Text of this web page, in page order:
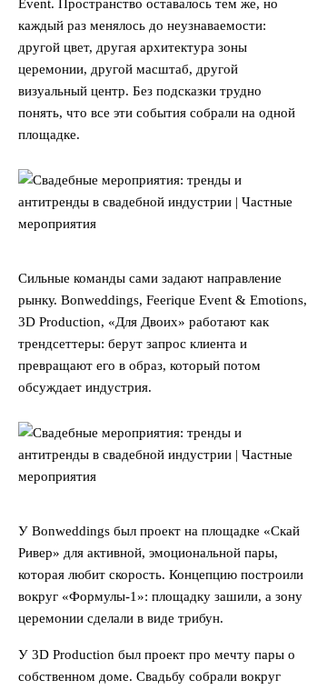
Event. Пространство оставалось тем же, но
каждый раз менялось до неузнаваемости:
другой цвет, другая архитектура зоны
церемонии, другой масштаб, другой
визуальный центр. Без подсказки трудно
понять, что все эти события собрали на одной
площадке.
Сильные команды сами задают направление
рынку. Bonweddings, Feerique Event & Emotions,
3D Production, «Для Двоих» работают как
трендсеттеры: берут запрос клиента и
превращают его в образ, который потом
обсуждает индустрия.
У Bonweddings был проект на площадке «Скай
Ривер» для активной, эмоциональной пары,
которая любит скорость. Концепцию построили
вокруг «Формулы-1»: площадку зашили, а зону
церемонии сделали в виде трибун.
У 3D Production был проект про мечту пары о
собственном доме. Свадьбу собрали вокруг